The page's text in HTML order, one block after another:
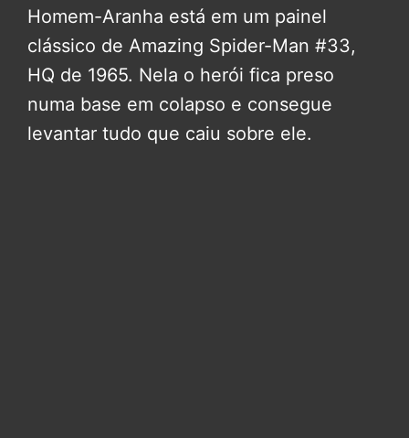
Homem-Aranha está em um painel
clássico de Amazing Spider-Man #33,
HQ de 1965. Nela o herói fica preso
numa base em colapso e consegue
levantar tudo que caiu sobre ele.